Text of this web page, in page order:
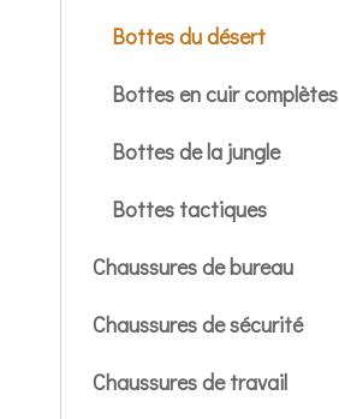
Bottes du désert
Bottes en cuir complètes
Bottes de la jungle
Bottes tactiques
Chaussures de bureau
Chaussures de sécurité
Chaussures de travail